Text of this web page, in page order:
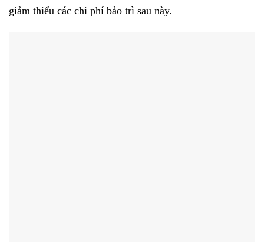
giảm thiểu các chi phí bảo trì sau này.